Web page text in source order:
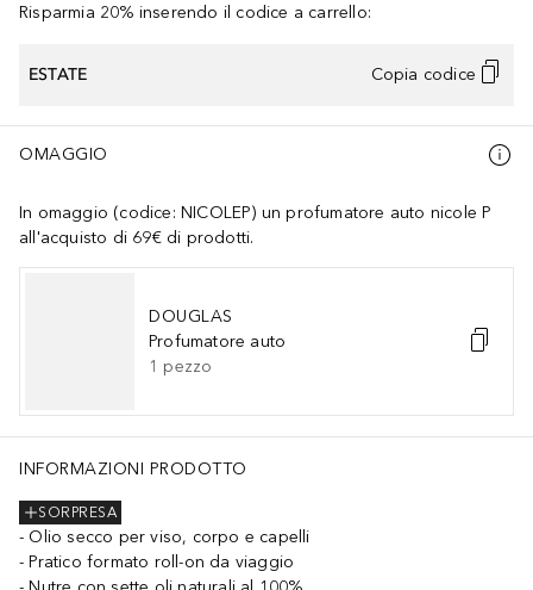
Risparmia 20% inserendo il codice a carrello:
ESTATE Copia codice
OMAGGIO
In omaggio (codice: NICOLEP) un profumatore auto nicole P
all'acquisto di 69€ di prodotti.
DOUGLAS
Profumatore auto
1 pezzo
INFORMAZIONI PRODOTTO
SORPRESA
Olio secco per viso, corpo e capelli
Pratico formato roll-on da viaggio